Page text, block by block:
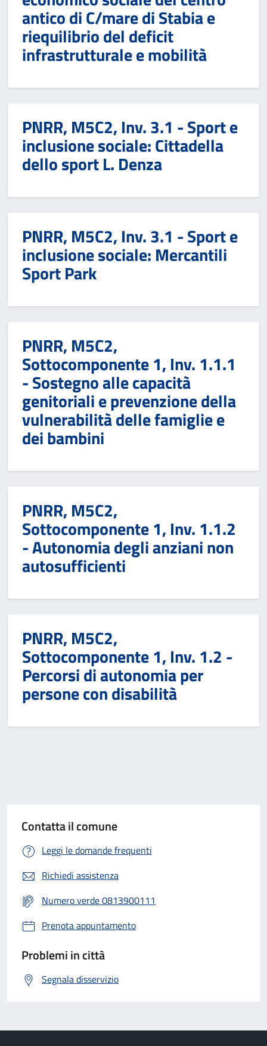
antico di C/mare di Stabia e
riequilibrio del deficit
infrastrutturale e mobilità
PNRR, M5C2, Inv. 3.1 - Sport e
inclusione sociale: Cittadella
dello sport L. Denza
PNRR, M5C2, Inv. 3.1 - Sport e
inclusione sociale: Mercantili
Sport Park
PNRR, M5C2,
Sottocomponente 1, Inv. 1.1.1
- Sostegno alle capacità
genitoriali e prevenzione della
vulnerabilità delle famiglie e
dei bambini
PNRR, M5C2,
Sottocomponente 1, Inv. 1.1.2
- Autonomia degli anziani non
autosufficienti
PNRR, M5C2,
Sottocomponente 1, Inv. 1.2 -
Percorsi di autonomia per
persone con disabilità
Contatta il comune
Leggi le domande frequenti
Richiedi assistenza
Numero verde 0813900111
Prenota appuntamento
Problemi in città
Segnala disservizio